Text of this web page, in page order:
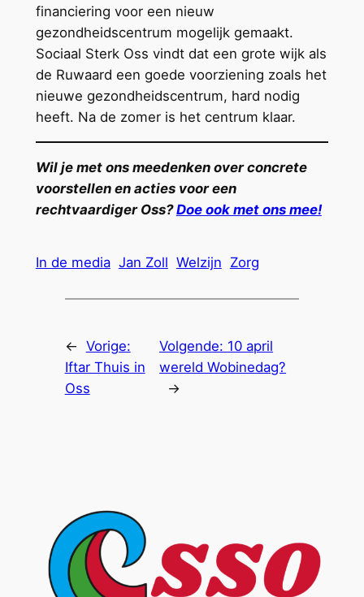
financiering voor een nieuw
gezondheidscentrum mogelijk gemaakt.
Sociaal Sterk Oss vindt dat een grote wijk als
de Ruwaard een goede voorziening zoals het
nieuwe gezondheidscentrum, hard nodig
heeft. Na de zomer is het centrum klaar.
Wil je met ons meedenken over concrete
voorstellen en acties voor een
rechtvaardiger Oss?Doe ook met ons mee!
In de media Jan Zoll Welzijn Zorg
← Vorige:
Iftar Thuis in
Oss
Volgende: 10 april
wereld Wobinedag?
→